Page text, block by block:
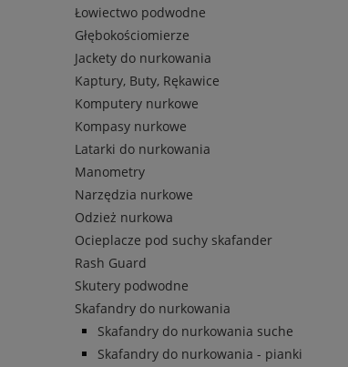
Łowiectwo podwodne
Głębokościomierze
Jackety do nurkowania
Kaptury, Buty, Rękawice
Komputery nurkowe
Kompasy nurkowe
Latarki do nurkowania
Manometry
Narzędzia nurkowe
Odzież nurkowa
Ocieplacze pod suchy skafander
Rash Guard
Skutery podwodne
Skafandry do nurkowania
Skafandry do nurkowania suche
Skafandry do nurkowania - pianki